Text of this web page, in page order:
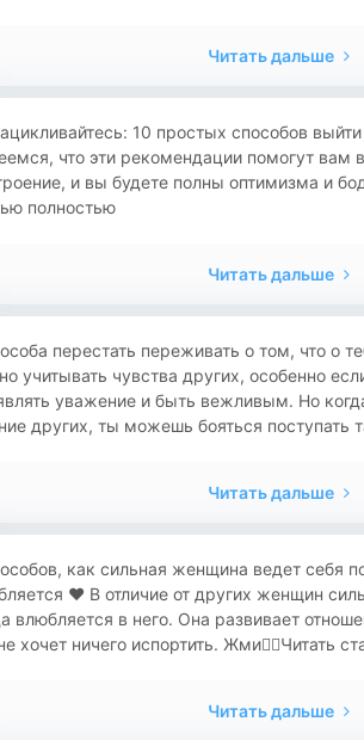
Читать дальше
10 простых способов
что эти рекомендации помогут вам
и вы будете полны оптимизма и
полностью
Читать дальше
перестать переживать о том, что о
учитывать чувства других, особенно
уважение и быть вежливым. Но
других, ты можешь бояться поступать
Читать дальше
как сильная женщина ведет себя
❤️ В отличие от других женщин
влюбляется в него. Она развивает
хочет ничего испортить. Жми👉🏻Читать
Читать дальше